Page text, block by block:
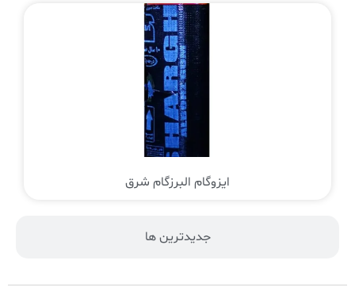
جدیدترین ها
ایزوگام البرزگام شرق